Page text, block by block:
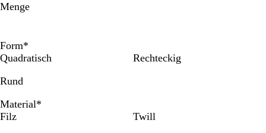
Menge
Form*
Quadratisch
Rechteckig
Rund
Material*
Filz
Twill